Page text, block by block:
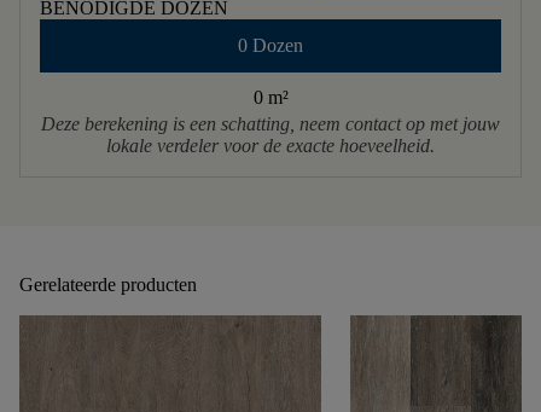
BENODIGDE DOZEN
0 Dozen
0 m²
Deze berekening is een schatting, neem contact op met jouw
lokale verdeler voor de exacte hoeveelheid.
Gerelateerde producten